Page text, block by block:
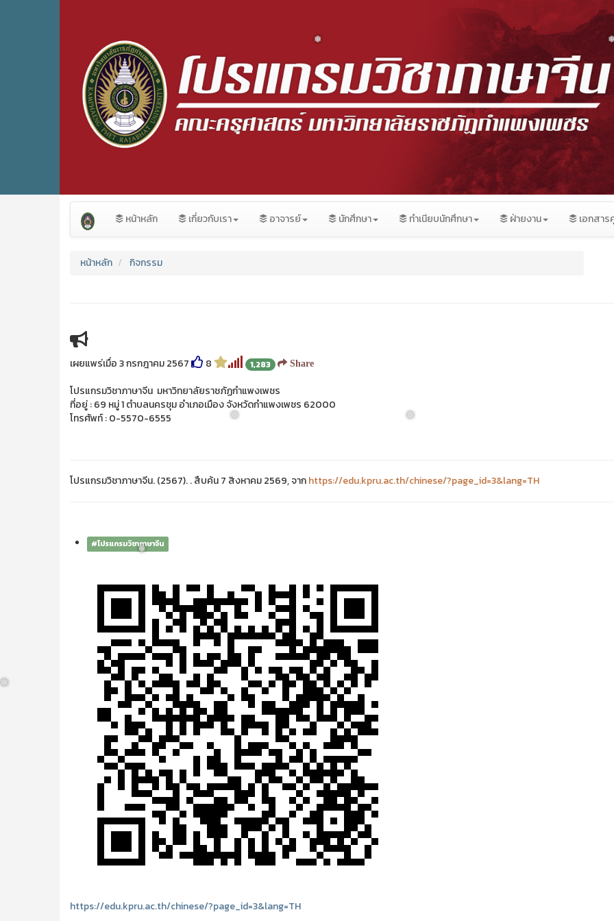
หน้าหลัก เกี่ยวกับเรา อาจารย์ นักศึกษา ทำเนียบนักศึกษา ฝ่ายงาน เอกสา
หน้าหลัก กิจกรรม
เผยแพร่เมื่อ 3 กรกฎาคม 2567 8 1,283 Share
โปรแกรมวิชาภาษาจีน มหาวิทยาลัยราชภัฏกำแพงเพชร
ที่อยู่ : 69 หมู่ 1 ตำบลนครชุม อำเภอเมือง จังหวัดกำแพงเพชร 62000
โทรศัพท์ : 0-5570-6555
โปรแกรมวิชาภาษาจีน. (2567). . สืบค้น 7 สิงหาคม 2569, จากhttps://edu.kpru.ac.th/chinese/?page_id=3&lang=TH
#โปรแกรมวิชาภาษาจีน
https://edu.kpru.ac.th/chinese/?page_id=3&lang=TH
❅